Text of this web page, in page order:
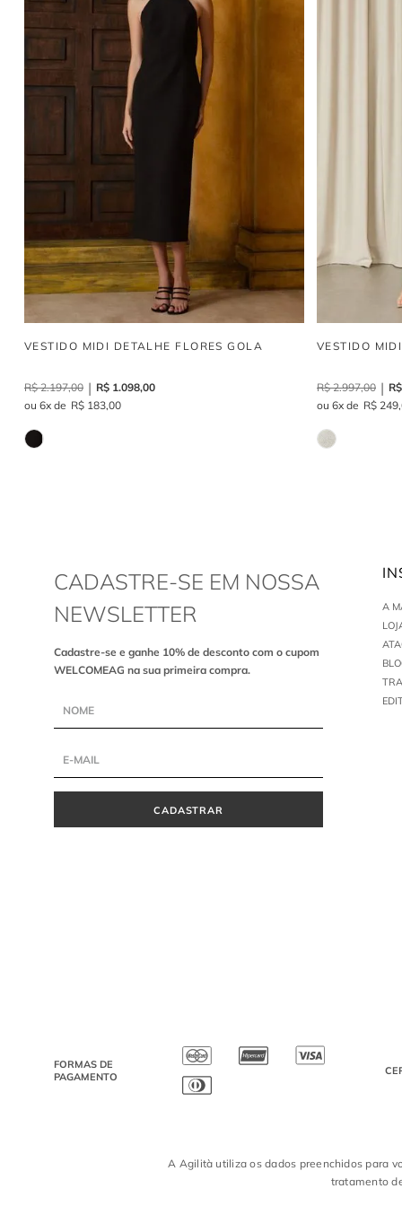
VESTIDO MIDI DETALHE FLORES GOLA
R$ 2.197,00 R$ 1.098,00
6
R$ 183,00
VESTIDO
R$ 2.997,00 R$
6
R$ 249,
CADASTRE-SE EM NOSSA
NEWSLETTER
Cadastre-se e ganhe 10% de desconto com o cupom
WELCOMEAG na sua primeira compra.
CADASTRAR
A
FORMAS DE
PAGAMENTO
A Agilità utiliza os dados preenchidos para
tratamento